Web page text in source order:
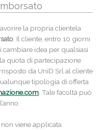
la propria clientela
. Il cliente, entro 10 giorni
cambiare idea per qualsiasi
quota di partecipazione
da UniD Srl al cliente
tipologia di offerta
. Tale facoltà può
viene applicata
del